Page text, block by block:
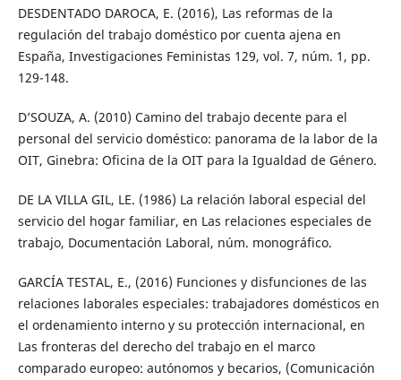
DESDENTADO DAROCA, E. (2016), Las reformas de la
regulación del trabajo doméstico por cuenta ajena en
España, Investigaciones Feministas 129, vol. 7, núm. 1, pp.
129-148.
D’SOUZA, A. (2010) Camino del trabajo decente para el
personal del servicio doméstico: panorama de la labor de la
OIT, Ginebra: Oficina de la OIT para la Igualdad de Género.
DE LA VILLA GIL, LE. (1986) La relación laboral especial del
servicio del hogar familiar, en Las relaciones especiales de
trabajo, Documentación Laboral, núm. monográfico.
GARCÍA TESTAL, E., (2016) Funciones y disfunciones de las
relaciones laborales especiales: trabajadores domésticos en
el ordenamiento interno y su protección internacional, en
Las fronteras del derecho del trabajo en el marco
comparado europeo: autónomos y becarios, (Comunicación